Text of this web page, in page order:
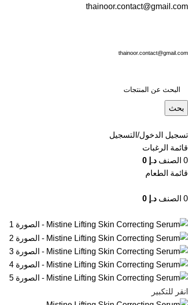
thainoor.contact@gmail.com
thainoor.contact@gmail.com
بحث
تسجيل الدخول/التسجيل
قائمة الرغبات
0 الصنف د.إ
قائمة الطعام
0 الصنف د.إ
انقر للتكبير